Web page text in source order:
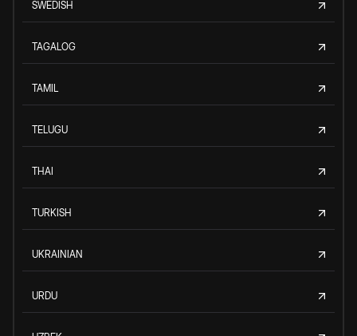
SWEDISH
TAGALOG
TAMIL
TELUGU
THAI
TURKISH
UKRAINIAN
URDU